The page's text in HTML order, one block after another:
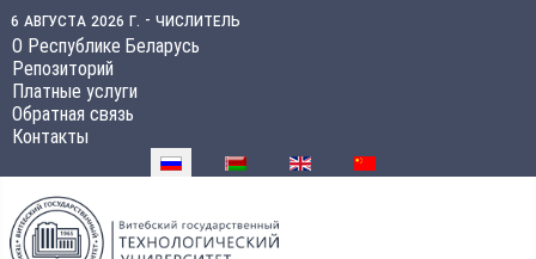
6 августа 2026 г. - числитель
О Республике Беларусь
Репозиторий
Платные услуги
Обратная связь
Контакты
Выберите язык